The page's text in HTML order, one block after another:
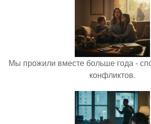
Мы прожили вместе больше года -
конфликтов.